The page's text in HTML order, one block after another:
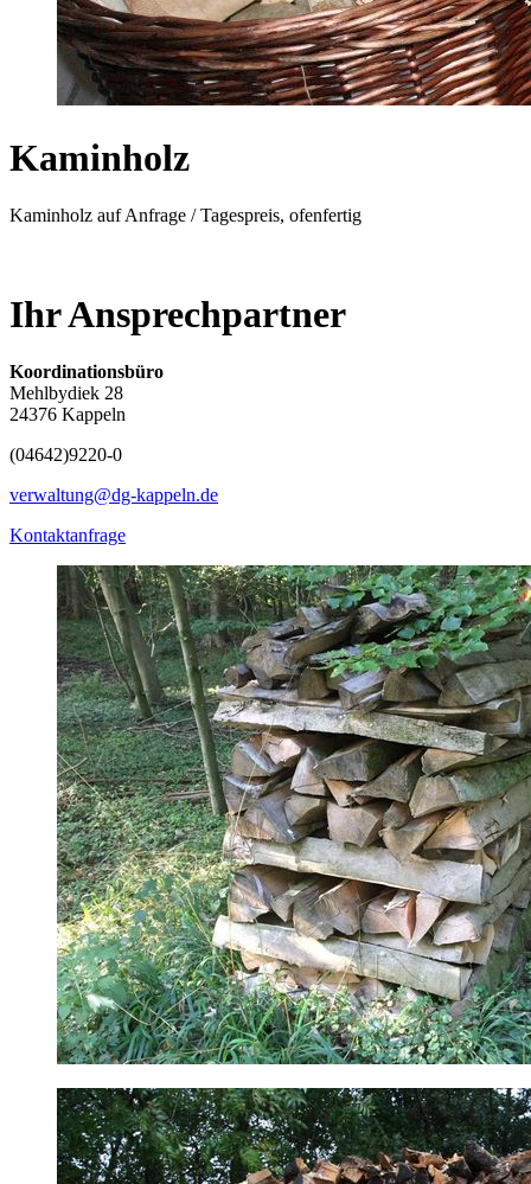
Kaminholz
Kaminholz auf Anfrage / Tagespreis, ofenfertig
Ihr Ansprechpartner
Koordinationsbüro
Mehlbydiek 28
24376 Kappeln
(04642)9220-0
verwaltung@dg-kappeln.de
Kontaktanfrage